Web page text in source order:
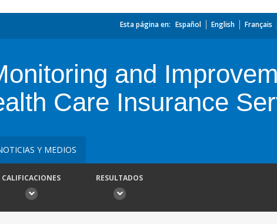
Esta página en: Español English Français
and
Care Insurance
Y MEDIOS
CALIFICACIONES RESULTADOS